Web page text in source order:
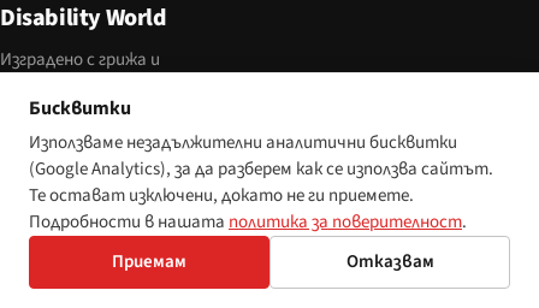
Disability World
Изградено с грижа и
Начало
Статии
Контакти
Регулации
Инструменти
Безплатен скенер
WCAG / ARIA
Бисквитки
Използваме незадължителни аналитични бисквитки
(Google Analytics), за да разберем как се използва сайтът.
Те остават изключени, докато не ги приемете.
Подробности в нашата политика за поверителност.
Приемам
Отказвам